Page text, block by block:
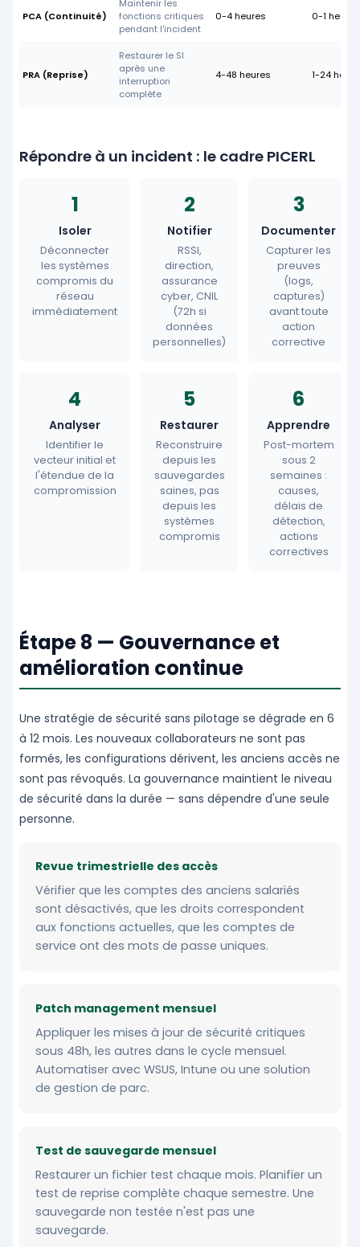
PCA (Continuité)
Maintenir les
fonctions critiques
pendant l'incident
0-4 heures 0-1 heure
PRA (Reprise)
Restaurer le SI
après une
interruption
complète
4-48 heures 1-24
Répondre à un incident : le cadre PICERL
1
Isoler
Déconnecter
les systèmes
compromis du
réseau
immédiatement
2
Notifier
RSSI,
direction,
assurance
cyber, CNIL
(72h si
données
personnelles)
3
Documenter
Capturer les
preuves
(logs,
captures)
avant toute
action
corrective
4
Analyser
Identifier le
vecteur initial et
l'étendue de la
compromission
5
Restaurer
Reconstruire
depuis les
sauvegardes
saines, pas
depuis les
systèmes
compromis
6
Apprendre
Post-mortem
sous 2
semaines :
causes,
délais de
détection,
actions
correctives
Étape 8 — Gouvernance et
amélioration continue
Une stratégie de sécurité sans pilotage se dégrade en 6
à 12 mois. Les nouveaux collaborateurs ne sont pas
formés, les configurations dérivent, les anciens accès ne
sont pas révoqués. La gouvernance maintient le niveau
de sécurité dans la durée — sans dépendre d'une seule
personne.
Revue trimestrielle des accès
Vérifier que les comptes des anciens salariés
sont désactivés, que les droits correspondent
aux fonctions actuelles, que les comptes de
service ont des mots de passe uniques.
Patch management mensuel
Appliquer les mises à jour de sécurité critiques
sous 48h, les autres dans le cycle mensuel.
Automatiser avec WSUS, Intune ou une solution
de gestion de parc.
Test de sauvegarde mensuel
Restaurer un fichier test chaque mois. Planifier un
test de reprise complète chaque semestre. Une
sauvegarde non testée n'est pas une
sauvegarde.